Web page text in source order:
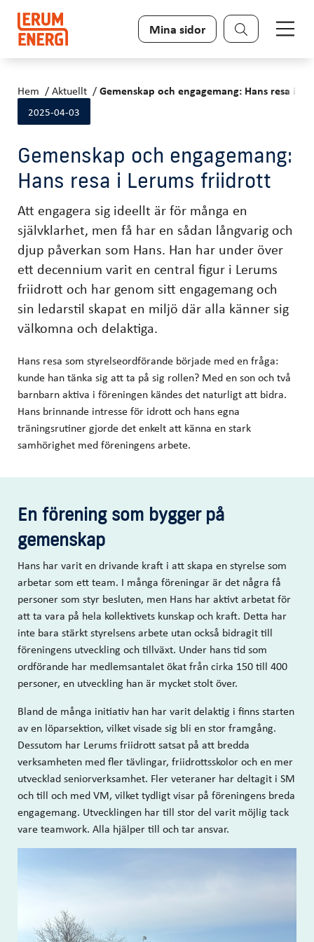
Sök
Mina sidor
Hem Aktuellt Gemenskap och engagemang: Hans resa i
2025-04-03
Gemenskap och engagemang:
Hans resa i Lerums friidrott
Att engagera sig ideellt är för många en
självklarhet, men få har en sådan långvarig och
djup påverkan som Hans. Han har under över
ett decennium varit en central figur i Lerums
friidrott och har genom sitt engagemang och
sin ledarstil skapat en miljö där alla känner sig
välkomna och delaktiga.
Hans resa som styrelseordförande började med en fråga:
kunde han tänka sig att ta på sig rollen? Med en son och två
barnbarn aktiva i föreningen kändes det naturligt att bidra.
Hans brinnande intresse för idrott och hans egna
träningsrutiner gjorde det enkelt att känna en stark
samhörighet med föreningens arbete.
En förening som bygger på
gemenskap
Hans har varit en drivande kraft i att skapa en styrelse som
arbetar som ett team. I många föreningar är det några få
personer som styr besluten, men Hans har aktivt arbetat för
att ta vara på hela kollektivets kunskap och kraft. Detta har
inte bara stärkt styrelsens arbete utan också bidragit till
föreningens utveckling och tillväxt. Under hans tid som
ordförande har medlemsantalet ökat från cirka 150 till 400
personer, en utveckling han är mycket stolt över.
Bland de många initiativ han har varit delaktig i finns starten
av en löparsektion, vilket visade sig bli en stor framgång.
Dessutom har Lerums friidrott satsat på att bredda
verksamheten med fler tävlingar, friidrottsskolor och en mer
utvecklad seniorverksamhet. Fler veteraner har deltagit i SM
och till och med VM, vilket tydligt visar på föreningens breda
engagemang. Utvecklingen har till stor del varit möjlig tack
vare teamwork. Alla hjälper till och tar ansvar.